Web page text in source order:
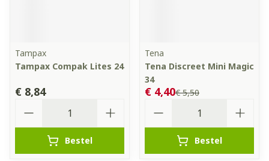
Tampax
Tampax Compak Lites 24
€ 8,84
Bestel
Tena
Tena Discreet Mini Magic
34
€ 5,50
€ 4,40
Bestel